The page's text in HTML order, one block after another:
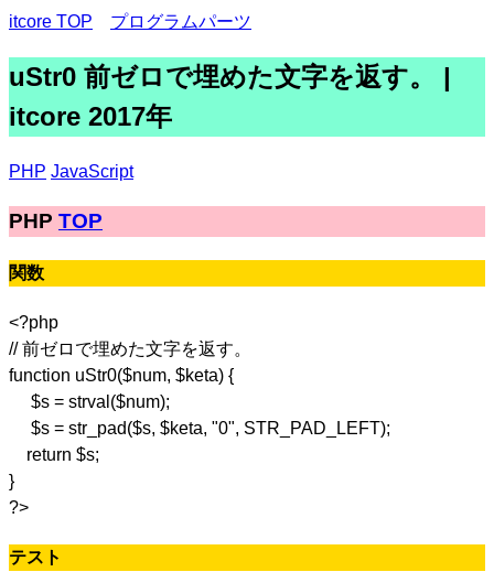
itcore TOP プログラムパーツ
uStr0 前ゼロで埋めた文字を返す。 |
itcore 2017年
PHP JavaScript
PHP TOP
関数
<?php
// 前ゼロで埋めた文字を返す。
function uStr0($num, $keta) {
$s = strval($num);
$s = str_pad($s, $keta, "0", STR_PAD_LEFT);
return $s;
}
?>
テスト